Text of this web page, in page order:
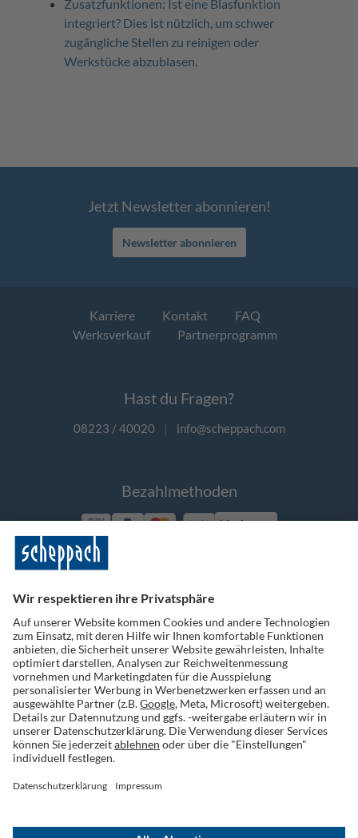
Zusatzfunktionen: Ist eine Blasfunktion
integriert? Dies ist nützlich, um schwer
zugängliche Stellen zu reinigen oder
Werkstücke abzublasen.
Jetzt Newsletter abonnieren!
Newsletter abonnieren
Karriere Kontakt
FAQ
Werksverkauf
Partnerprogramm
Hast du Fragen?
08223 / 40020 | info@scheppach.com
Bezahlmethoden
Vorkasse
Folge uns auf Social Media